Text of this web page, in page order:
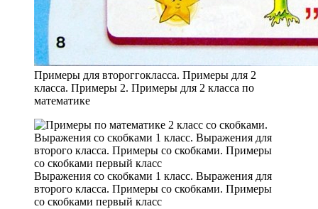
Примеры для второггокласса. Примеры для 2
класса. Примеры 2. Примеры для 2 класса по
математике
Выражения со скобками 1 класс. Выражения для
второго класса. Примеры со скобками. Примеры
со скобками первый класс